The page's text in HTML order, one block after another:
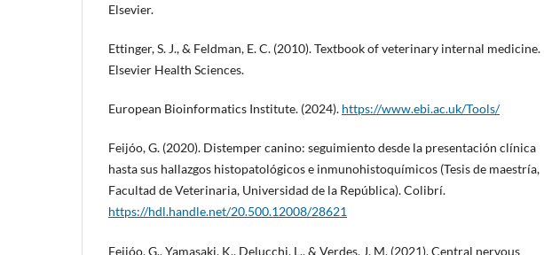
Elsevier.
Ettinger, S. J., & Feldman, E. C. (2010). Textbook of veterinary internal medicine.
Elsevier Health Sciences.
European Bioinformatics Institute. (2024). https://www.ebi.ac.uk/Tools/
Feijóo, G. (2020). Distemper canino: seguimiento desde la presentación clínica
hasta sus hallazgos histopatológicos e inmunohistoquímicos (Tesis de maestría,
Facultad de Veterinaria, Universidad de la República). Colibrí.
https://hdl.handle.net/20.500.12008/28621
Feijóo, G., Yamasaki, K., Delucchi, L., & Verdes, J. M. (2021). Central nervous